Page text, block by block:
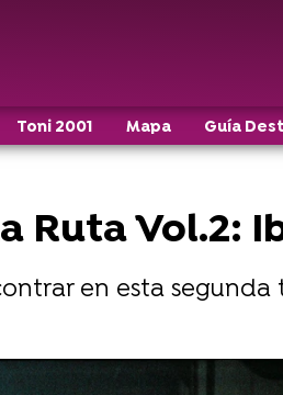
Toni 2001 Mapa Guía
Ruta Vol.2:
en esta